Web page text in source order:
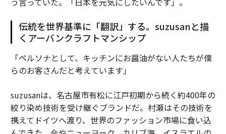
伝統を世界基準に「翻訳」する。suzusanと描
くアーバンクラフトマンシップ
「ペルソナとして、キッチンにお醤油がない人たちが僕
らのお客さんだと考えています」
suzusanは、名古屋市有松に江戸初期から続く約400年の
絞り染め技術を受け継ぐブランドだ。村瀬はその技術を
携えてドイツへ渡り、世界のファッション市場に食い込